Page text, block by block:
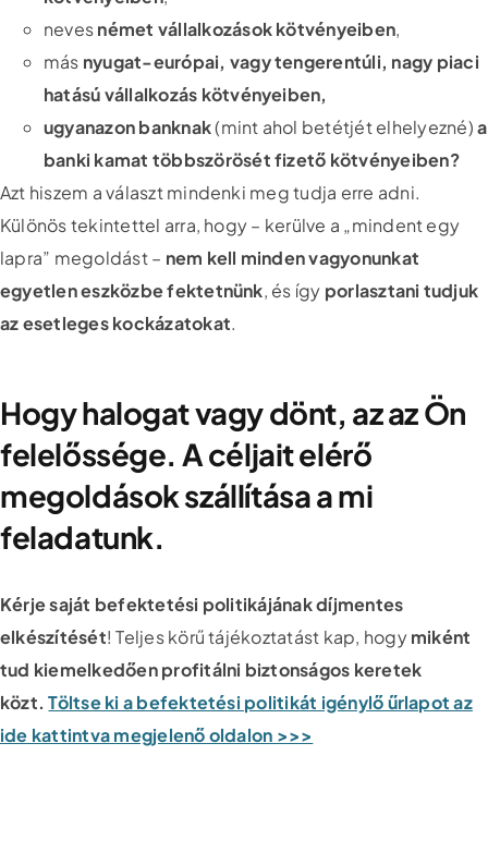
nevesnémet vállalkozások kötvényeiben,
más nyugat-európai, vagy tengerentúli, nagy piaci
hatású vállalkozás kötvényeiben,
ugyanazon banknak(mint ahol betétjét elhelyezné)a
banki kamat többszörösét fizető kötvényeiben?
Azt hiszem a választ mindenki meg tudja erre adni.
Különös tekintettel arra, hogy – kerülve a „mindent egy
lapra” megoldást – nem kell minden vagyonunkat
egyetlen eszközbe fektetnünk, és így porlasztani tudjuk
az esetleges kockázatokat.
Hogy halogat vagy dönt, az az Ön
felelőssége. A céljait elérő
megoldások szállítása a mi
feladatunk.
Kérje saját befektetési politikájának díjmentes
elkészítését! Teljes körű tájékoztatást kap, hogymiként
tud kiemelkedően profitálni biztonságos keretek
közt. Töltse ki a befektetési politikát igénylő űrlapot az
ide kattintva megjelenő oldalon >>>